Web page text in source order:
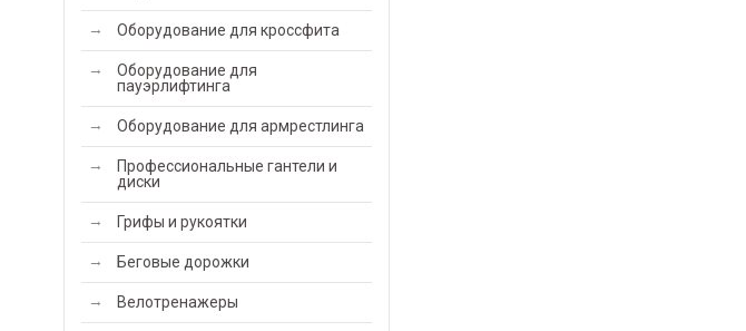
Оборудование для кроссфита
Оборудование для
пауэрлифтинга
Оборудование для армрестлинга
Профессиональные гантели и
диски
Грифы и рукоятки
Беговые дорожки
Велотренажеры